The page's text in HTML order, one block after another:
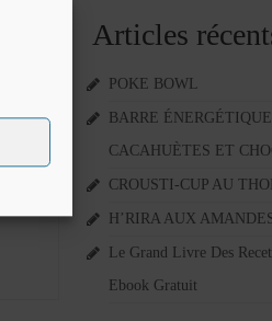
Articles
POKE BOWL
BARRE
CACAHUÈTES ET
CROUSTI-CUP AU
H’RIRA AUX
Le Grand Livre Des
Ebook Gratuit